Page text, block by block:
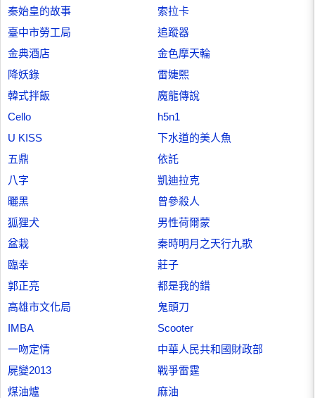
秦始皇的故事
索拉卡
臺中市勞工局
追蹤器
金典酒店
金色摩天輪
降妖錄
雷婕熙
韓式拌飯
魔龍傳說
Cello
h5n1
U KISS
下水道的美人魚
五鼎
依託
八字
凱迪拉克
曬黑
曾參殺人
狐狸犬
男性荷爾蒙
盆栽
秦時明月之天行九歌
臨幸
莊子
郭正亮
都是我的錯
高雄市文化局
鬼頭刀
IMBA
Scooter
一吻定情
中華人民共和國財政部
屍變2013
戰爭雷霆
煤油爐
麻油